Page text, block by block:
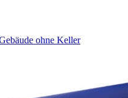
ohne Keller